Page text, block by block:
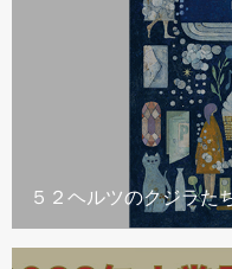
５２ヘルツのクジラた